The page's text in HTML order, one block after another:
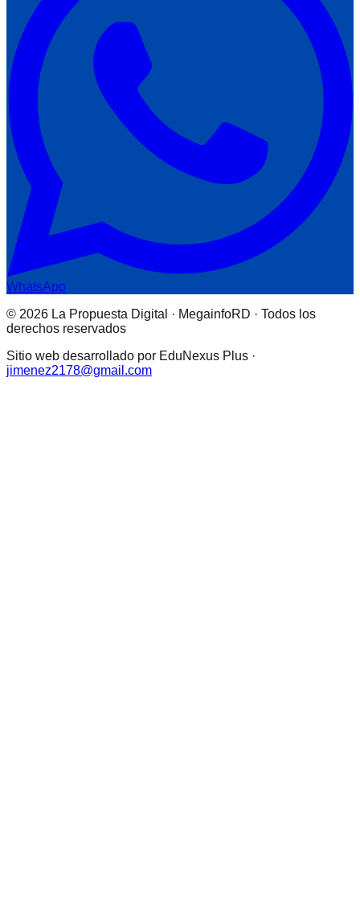
WhatsApp
© 2026 La Propuesta Digital · MegainfoRD · Todos los
derechos reservados
Sitio web desarrollado por EduNexus Plus ·
jimenez2178@gmail.com